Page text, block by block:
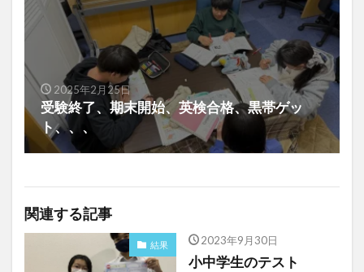
2025年2月25日
受験終了、期末開始、英検合格、黒帯ゲッ
ト、、、
関連する記事
結果 2023年9月30日
小中学生のテスト